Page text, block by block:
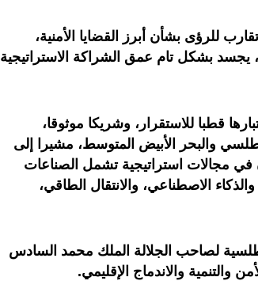
للرؤى بشأن أبرز القضايا الأمنية،
بشكل تام عمق الشراكة الاستراتيجية
قطبا للاستقرار، وشريكا موثوقا،
والبحر الأبيض المتوسط، مشيرا إلى
في مجالات استراتيجية تشمل الصناعات
الاصطناعي، والانتقال الطاقي،
لصاحب الجلالة الملك محمد السادس
والتنمية والاندماج الإقليمي.